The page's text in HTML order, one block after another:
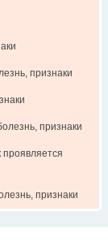
признаки
признаки
признаки